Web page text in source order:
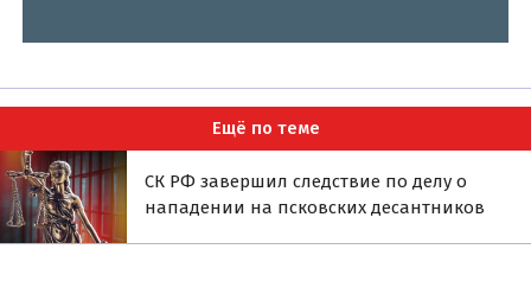
Ещё по теме
СК РФ завершил следствие по делу о
нападении на псковских десантников